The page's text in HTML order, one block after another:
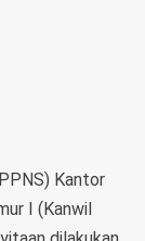
Kantor
I (Kanwil